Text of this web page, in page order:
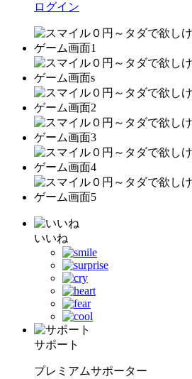
ログイン
いいね
サポート
プレミアムサポーター